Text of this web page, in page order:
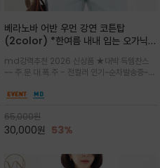
베라노바 어반 우먼 강연 코튼탑
(2color) *한여름 내내 입는 오가닉
워크 (Line Work) & 스케치/감각적
인 아트워크 프린트가 시선을 끄는 루즈
핏 강연티셔츠
md강력추천 2026 신상품 ★대박 득템찬스
~~ 주.문.대.폭.주 - 전컬러 인기~순차발송중~★
한 착용감을 선사하며, 자연스럽게 떨어지는 실루
으로도 포인트가 되며, 데일리 활
65,000원
30,000원 53%